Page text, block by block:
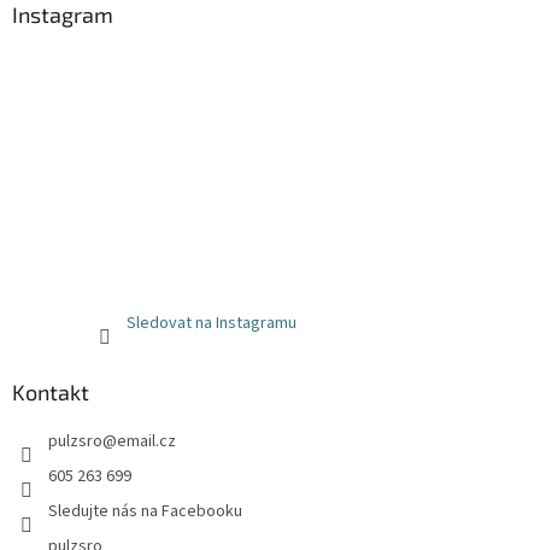
Instagram
Sledovat na Instagramu
Kontakt
pulzsro@email.cz
605 263 699
Sledujte nás na Facebooku